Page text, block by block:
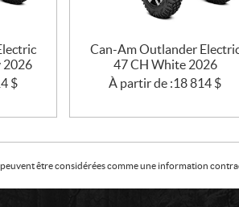
2026
$
Can-Am Outlander
47 CH White 2026
À partir de :18 814 $
être considérées comme une information